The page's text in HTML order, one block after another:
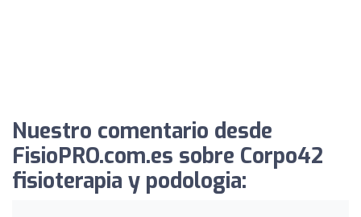
Nuestro comentario desde
FisioPRO.com.es sobre Corpo42
fisioterapia y podologia: